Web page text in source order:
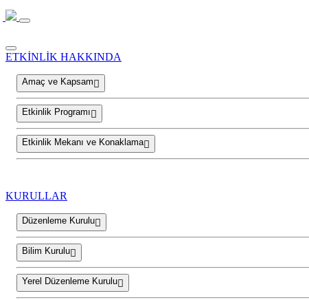
ETKİNLİK HAKKINDA
Amaç ve Kapsam
Etkinlik Programı
Etkinlik Mekanı ve Konaklama
KURULLAR
Düzenleme Kurulu
Bilim Kurulu
Yerel Düzenleme Kurulu